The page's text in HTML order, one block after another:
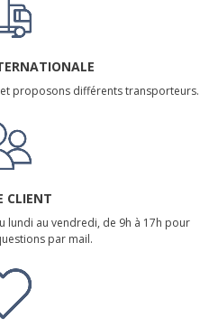
proposons différents transporteurs.
CLIENT
lundi au vendredi, de 9h à 17h pour
par mail.